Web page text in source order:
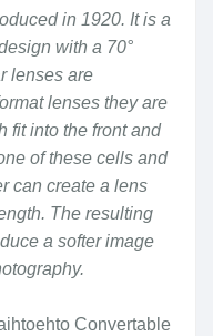
in 1920. It is a
with a 70°
lenses are
lenses they are
fit into the front and
of these cells and
can create a lens
The resulting
a softer image
Convertable